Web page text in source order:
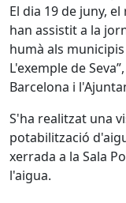
El dia 19 de juny,
han assistit a la
humà als
L'exemple de
Barcelona i
S'ha realitzat una
potabilització
xerrada a la Sala
l'aigua.